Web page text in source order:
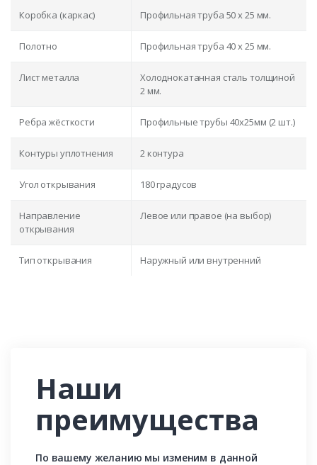
Коробка (каркас) Профильная труба 50 х 25 мм.
Полотно Профильная труба 40 х 25 мм.
Лист металла
Холоднокатанная сталь толщиной
2 мм.
Ребра жёсткости Профильные трубы 40х25мм (2 шт.)
Контуры уплотнения 2 контура
Угол открывания 180 градусов
Направление
открывания
Левое или правое (на выбор)
Тип открывания Наружный или внутренний
Наши
преимущества
По вашему желанию мы изменим в данной